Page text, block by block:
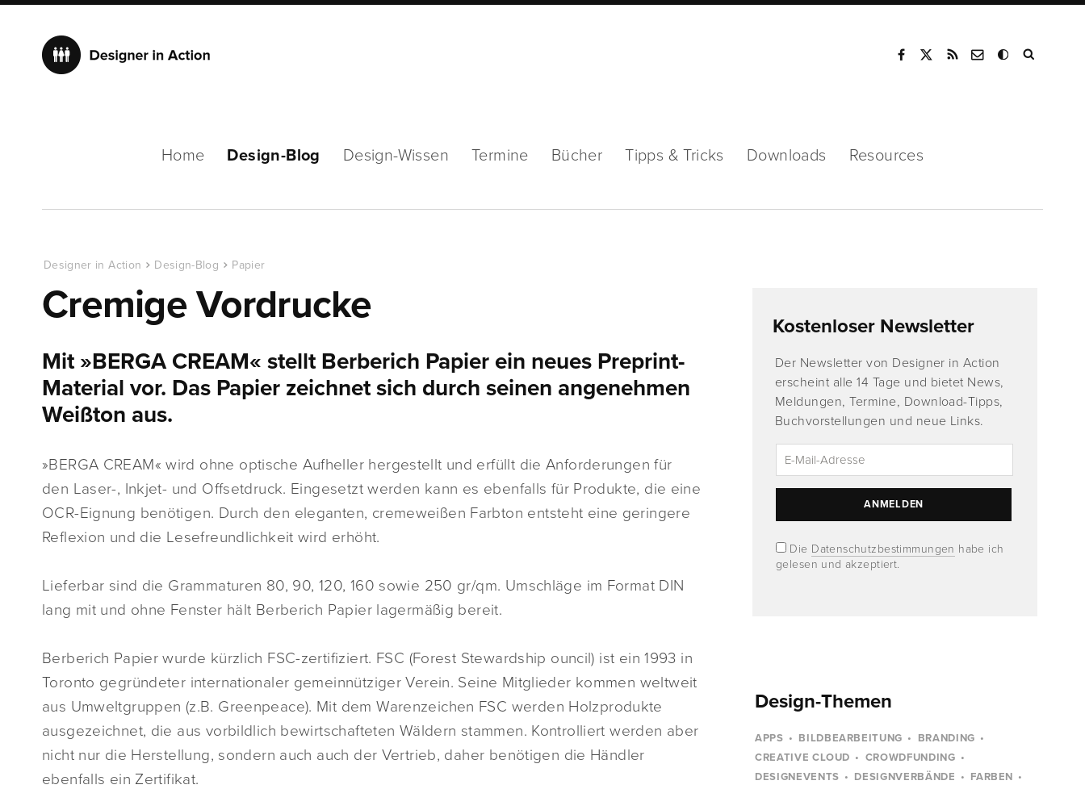
Home Design-Blog Design-Wissen Termine Bücher Tipps & Tricks Downloads Resources
Designer in Action Design-Blog Papier
Cremige Vordrucke
Mit »BERGA CREAM« stellt Berberich Papier ein neues Preprint-
Material vor. Das Papier zeichnet sich durch seinen angenehmen
Weißton aus.
»BERGA CREAM« wird ohne optische Aufheller hergestellt und erfüllt die Anforderungen für
den Laser-, Inkjet- und Offsetdruck. Eingesetzt werden kann es ebenfalls für Produkte, die eine
OCR-Eignung benötigen. Durch den eleganten, cremeweißen Farbton entsteht eine geringere
Reflexion und die Lesefreundlichkeit wird erhöht.
Lieferbar sind die Grammaturen 80, 90, 120, 160 sowie 250 gr/qm. Umschläge im Format DIN
lang mit und ohne Fenster hält Berberich Papier lagermäßig bereit.
Berberich Papier wurde kürzlich FSC-zertifiziert. FSC (Forest Stewardship ouncil) ist ein 1993 in
Toronto gegründeter internationaler gemeinnütziger Verein. Seine Mitglieder kommen weltweit
aus Umweltgruppen (z.B. Greenpeace). Mit dem Warenzeichen FSC werden Holzprodukte
ausgezeichnet, die aus vorbildlich bewirtschafteten Wäldern stammen. Kontrolliert werden aber
nicht nur die Herstellung, sondern auch auch der Vertrieb, daher benötigen die Händler
ebenfalls ein Zertifikat.
Kostenloser Newsletter
Der Newsletter von Designer in Action
erscheint alle 14 Tage und bietet News,
Meldungen, Termine, Download-Tipps,
Buchvorstellungen und neue Links.
Die Datenschutzbestimmungen habe ich
gelesen und akzeptiert.
Design-Themen
APPS BILDBEARBEITUNG
BRANDING
CREATIVE CLOUD
CROWDFUNDING
DESIGNEVENTS
DESIGNVERBÄNDE
FARBEN